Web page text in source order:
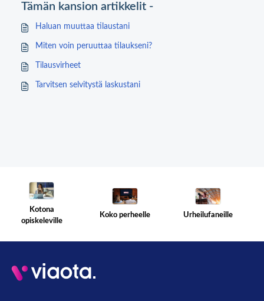
Tämän kansion artikkelit -
Haluan muuttaa tilaustani
Miten voin peruuttaa tilaukseni?
Tilausvirheet
Tarvitsen selvitystä laskustani
Kotona
opiskeleville
Koko perheelle Urheilufaneille